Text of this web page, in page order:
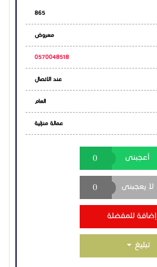
865
معروض
0570048518
عند الاتصال
العام
عمالة منزلية
أعجبنى 0
لا يعجبنى 0
إضافة للمفضلة
تبليغ Toggle Dropdown